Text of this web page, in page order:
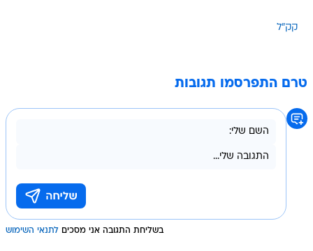
קק"ל
טרם התפרסמו תגובות
בשליחת התגובה אני מסכים לתנאי השימוש